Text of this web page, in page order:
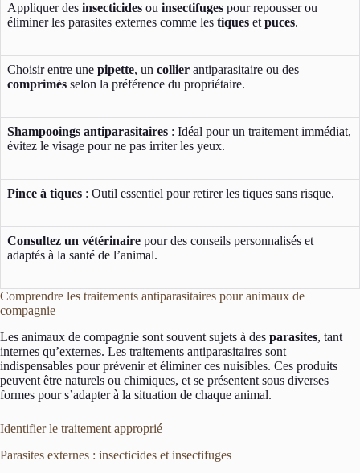
Appliquer des insecticides ou insectifuges pour repousser ou
éliminer les parasites externes comme les tiques et puces.
Choisir entre une pipette, un collier antiparasitaire ou des
comprimés selon la préférence du propriétaire.
Shampooings antiparasitaires : Idéal pour un traitement immédiat,
évitez le visage pour ne pas irriter les yeux.
Pince à tiques : Outil essentiel pour retirer les tiques sans risque.
Consultez un vétérinaire pour des conseils personnalisés et
adaptés à la santé de l’animal.
Comprendre les traitements antiparasitaires pour animaux de
compagnie
Les animaux de compagnie sont souvent sujets à des parasites, tant
internes qu’externes. Les traitements antiparasitaires sont
indispensables pour prévenir et éliminer ces nuisibles. Ces produits
peuvent être naturels ou chimiques, et se présentent sous diverses
formes pour s’adapter à la situation de chaque animal.
Identifier le traitement approprié
Parasites externes : insecticides et insectifuges